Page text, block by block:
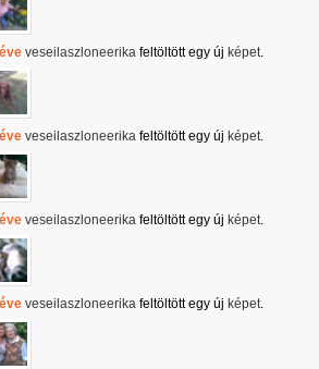
veseilaszloneerikafeltöltött egy új képet.
veseilaszloneerikafeltöltött egy új képet.
veseilaszloneerikafeltöltött egy új képet.
veseilaszloneerikafeltöltött egy új képet.